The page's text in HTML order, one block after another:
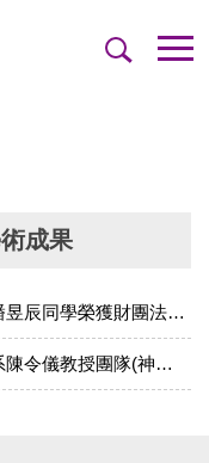
成果
2023-0816-賀 王慧菁老師實驗室博三潘昱辰同學 榮獲 財團法人肝病防治學術基金會 研究獎助金
2023-0704-生科與醫學合作成果 醫科系陳令儀教授團隊(神睿星)與醫學系謝政達醫師（國泰）合作獲國科會FITI創新創業計畫潛力獎